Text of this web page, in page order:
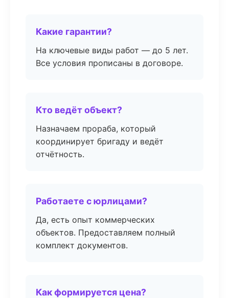
Какие гарантии?
На ключевые виды работ — до 5 лет.
Все условия прописаны в договоре.
Кто ведёт объект?
Назначаем прораба, который
координирует бригаду и ведёт
отчётность.
Работаете с юрлицами?
Да, есть опыт коммерческих
объектов. Предоставляем полный
комплект документов.
Как формируется цена?